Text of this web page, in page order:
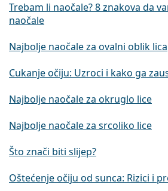
Trebam li naočale? 8 znakova da
naočale
Najbolje naočale za ovalni oblik lica
Cukanje očiju: Uzroci i kako ga
Najbolje naočale za okruglo lice
Najbolje naočale za srcoliko lice
Što znači biti slijep?
Oštećenje očiju od sunca: Rizici i